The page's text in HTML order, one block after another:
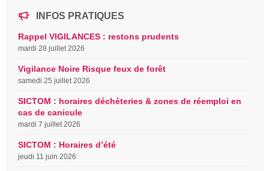
INFOS PRATIQUES
Rappel VIGILANCES : restons prudents
mardi 28 juillet 2026
Vigilance Noire Risque feux de forêt
samedi 25 juillet 2026
SICTOM : horaires déchèteries & zones de réemploi en
cas de canicule
mardi 7 juillet 2026
SICTOM : Horaires d’été
jeudi 11 juin 2026